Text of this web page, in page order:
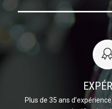
Plus de 35 ans